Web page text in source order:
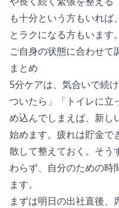
も十分という方もいれば
とラクになる方もいます
ご自身の状態に合わせて
まとめ
5分ケアは、気合いで続
ついたら」「トイレに立
め込んでしまえば、新し
始めます。疲れは貯金で
散して整えておく。そう
わらず、自分のための時
ます。
まずは明日の出社直後、